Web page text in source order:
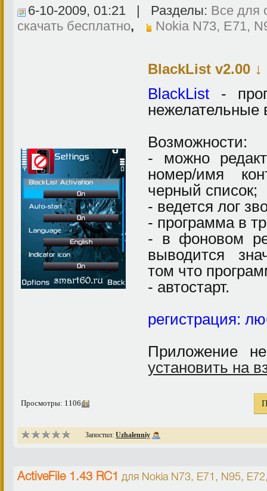
6-10-2009, 01:21 | Разделы: Все для
скачать бесплатно, Nokia N73, E71,
BlackList v2.00 ↓
BlackList -
нежелательные
Возможности:
- можно
номер/имя
черный список;
- ведется лог
- программа в
- в фоновом
выводится
том что
- автостарт.
регистрация:
Приложение
установить на
Просмотры: 1106
Запостил: Uzhalenniy
ActiveFile 1.43 RC1 для Nokia N73, E71, N95,